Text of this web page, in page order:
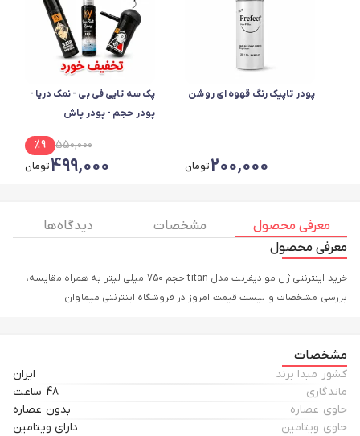
پودر تاپیک رنگ قهوه ای روشن
200,000تومان
پک سه تایی فی بی - نمک دریا -
پودر حجم - پودر پاش
550,000
%9
499,000تومان
معرفی محصول مشخصات
دیدگاه ها
معرفی محصول
خرید اینترنتی ژل مو دیفرنت مدل titan حجم 750 میلی لیتر به همراه مقایسه،
بررسی مشخصات و لیست قیمت امروز در فروشگاه اینترنتی میماوان
مشخصات
کشور مبدا برند
ایران
ماندگاری
48 ساعت
حاوی عصاره
بدون عصاره
حاوی ویتامین
دارای ویتامین